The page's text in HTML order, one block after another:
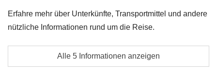
Alle zusätzlichen Aktivitäten, auf die sich die
einzelnen Mitglieder der Gruppe einigen, sowie
Erfahre mehr über Unterkünfte, Transportmittel und andere
nützliche Informationen rund um die Reise.
Unterkunft
Alle 5 Informationen anzeigen